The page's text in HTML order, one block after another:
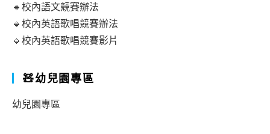
🔹校內語文競賽辦法
🔹校內英語歌唱競賽辦法
🔹校內英語歌唱競賽影片
🧸幼兒園專區
幼兒園專區